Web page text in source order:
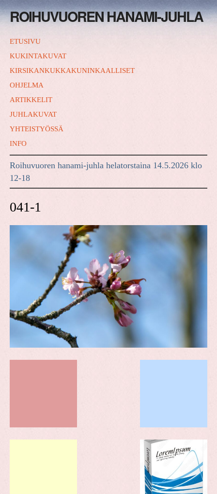
ROIHUVUOREN HANAMI-JUHLA
ETUSIVU
KUKINTAKUVAT
KIRSIKANKUKKAKUNINKAALLISET
OHJELMA
ARTIKKELIT
JUHLAKUVAT
YHTEISTYÖSSÄ
INFO
Roihuvuoren hanami-juhla helatorstaina 14.5.2026 klo
12-18
041-1